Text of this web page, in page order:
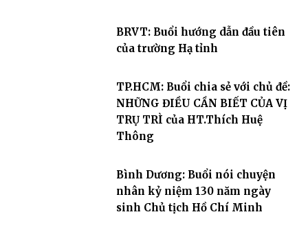
BRVT: Buổi hướng dẫn đầu tiên
của trường Hạ tỉnh
TP.HCM: Buổi chia sẻ với chủ đề:
NHỮNG ĐIỀU CẦN BIẾT CỦA VỊ
TRỤ TRÌ của HT.Thích Huệ
Thông
Bình Dương: Buổi nói chuyện
nhân kỷ niệm 130 năm ngày
sinh Chủ tịch Hồ Chí Minh